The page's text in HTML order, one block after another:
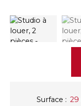
Surface : 29